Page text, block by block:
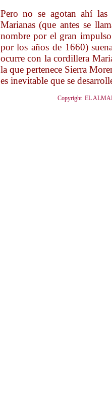
Pero no se agotan ahí las
Marianas (que antes se
nombre por el gran
por los años de 1660)
ocurre con la cordillera
la que pertenece Sierra
es inevitable que se
Copyright EL